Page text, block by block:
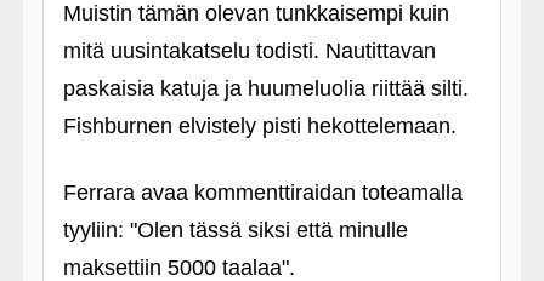
Muistin tämän olevan tunkkaisempi kuin
mitä uusintakatselu todisti. Nautittavan
paskaisia katuja ja huumeluolia riittää silti.
Fishburnen elvistely pisti hekottelemaan.
Ferrara avaa kommenttiraidan toteamalla
tyyliin: "Olen tässä siksi että minulle
maksettiin 5000 taalaa".